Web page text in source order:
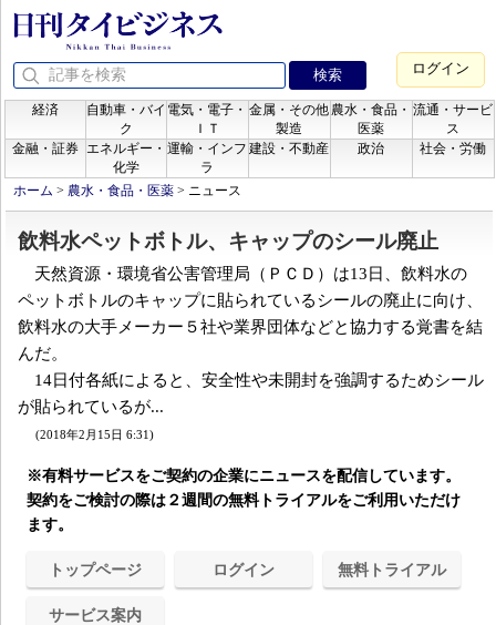
ログイン
経済
自動車・バイ
ク
電気・電子・
ＩＴ
金属・その他
製造
農水・食品・
医薬
流通・サービ
ス
金融・証券
エネルギー・
化学
運輸・インフ
ラ
建設・不動産 政治 社会・労働
ホーム > 農水・食品・医薬 > ニュース
飲料水ペットボトル、キャップのシール廃止
天然資源・環境省公害管理局（ＰＣＤ）は13日、飲料水の
ペットボトルのキャップに貼られているシールの廃止に向け、
飲料水の大手メーカー５社や業界団体などと協力する覚書を結
んだ。
14日付各紙によると、安全性や未開封を強調するためシール
が貼られているが...
(2018年2月15日 6:31)
※有料サービスをご契約の企業にニュースを配信しています。
契約をご検討の際は２週間の無料トライアルをご利用いただけ
ます。
トップページ ログイン 無料トライアル
サービス案内